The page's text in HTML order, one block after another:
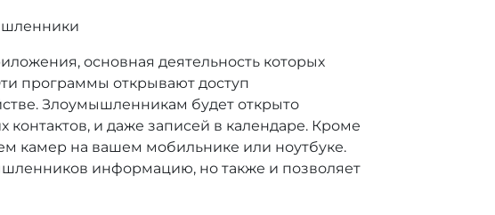
основная деятельность которых
программы открывают доступ
Злоумышленникам будет открыто
и даже записей в календаре. Кроме
камер на вашем мобильнике или ноутбуке.
информацию, но также и позволяет